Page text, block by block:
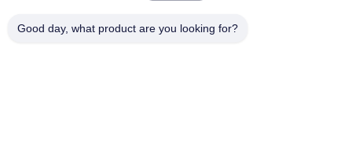
Martello elettrico
Piledriver laterale
Good day, what product are you looking for?